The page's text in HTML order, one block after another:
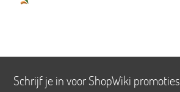
Schrijf je in voor ShopWiki promoties